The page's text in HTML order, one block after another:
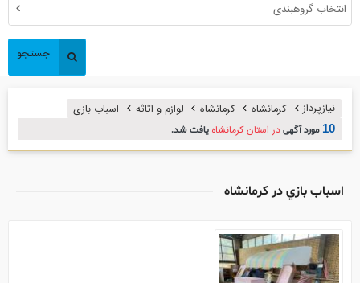
انتخاب گروهبندی
جستجو
نیازپرداز کرمانشاه کرمانشاه لوازم و اثاثه اسباب بازي
10 مورد آگهیدر استان کرمانشاه یافت شد.
اسباب بازي در کرمانشاه